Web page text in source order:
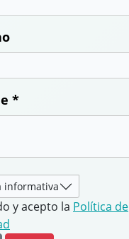
*
informativa
y acepto la Política de